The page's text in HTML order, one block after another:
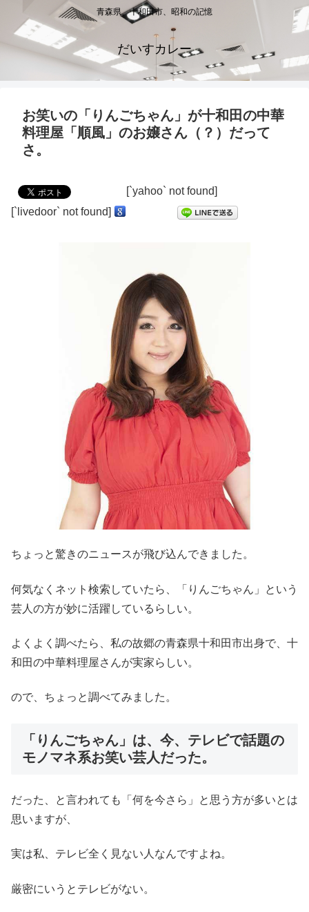
青森県、十和田市、昭和の記憶
だいすカレー
お笑いの「りんごちゃん」が十和田の中華
料理屋「順風」のお嬢さん（？）だって
さ。
[`yahoo` not found]
[`livedoor` not found]
ちょっと驚きのニュースが飛び込んできました。
何気なくネット検索していたら、「りんごちゃん」という
芸人の方が妙に活躍しているらしい。
よくよく調べたら、私の故郷の青森県十和田市出身で、十
和田の中華料理屋さんが実家らしい。
ので、ちょっと調べてみました。
「りんごちゃん」は、今、テレビで話題の
モノマネ系お笑い芸人だった。
だった、と言われても「何を今さら」と思う方が多いとは
思いますが、
実は私、テレビ全く見ない人なんですよね。
厳密にいうとテレビがない。